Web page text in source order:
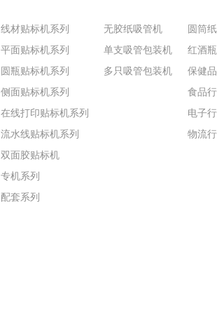
线材贴标机系列
平面贴标机系列
圆瓶贴标机系列
侧面贴标机系列
在线打印贴标机系列
流水线贴标机系列
双面胶贴标机
专机系列
配套系列
无胶纸吸管机
单支吸管包装机
多只吸管包装机
圆筒
红酒
保健
食品
电子
物流